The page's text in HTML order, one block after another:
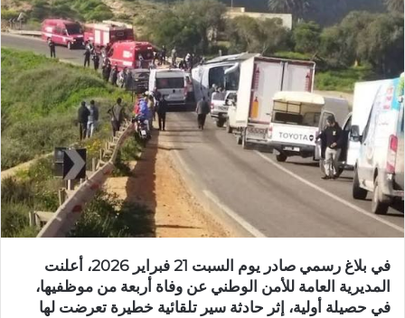
ر
ي
ا
إ
ل
ك
ي
ا
في بلاغ رسمي صادر يوم السبت 21 فبراير 2026، أعلنت
المديرية العامة للأمن الوطني عن وفاة أربعة من موظفيها،
في حصيلة أولية، إثر حادثة سير تلقائية خطيرة تعرضت لها